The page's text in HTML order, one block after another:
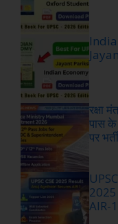
रक्षा
पास
पर भर्ती
AIR-